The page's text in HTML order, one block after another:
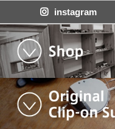
instagram